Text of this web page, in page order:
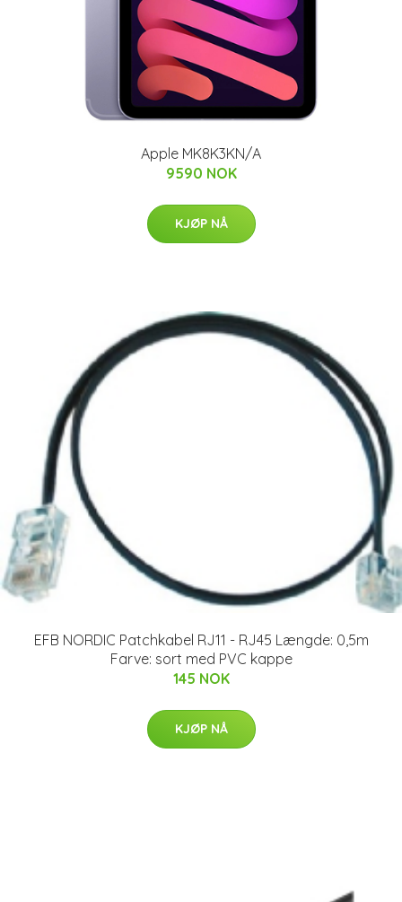
Apple MK8K3KN/A
9590 NOK
KJØP NÅ
EFB NORDIC Patchkabel RJ11 - RJ45 Længde: 0,5m
Farve: sort med PVC kappe
145 NOK
KJØP NÅ